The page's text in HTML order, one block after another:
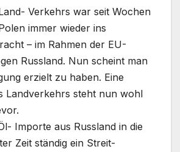
Verkehrs war seit Wochen
immer wieder ins
– im Rahmen der EU-
Russland. Nun scheint man
erzielt zu haben. Eine
Landverkehrs steht nun wohl
Importe aus Russland in die
Zeit ständig ein Streit-